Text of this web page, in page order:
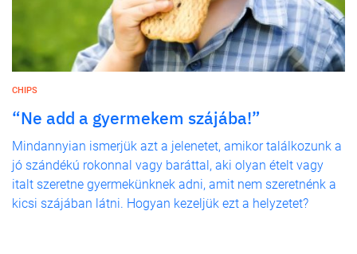
CHIPS
“Ne add a gyermekem szájába!”
Mindannyian ismerjük azt a jelenetet, amikor találkozunk a
jó szándékú rokonnal vagy baráttal, aki olyan ételt vagy
italt szeretne gyermekünknek adni, amit nem szeretnénk a
kicsi szájában látni. Hogyan kezeljük ezt a helyzetet?